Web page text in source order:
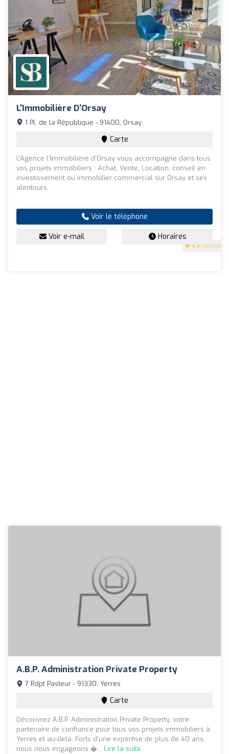
L'Immobilière D'Orsay
4.9 (161 avis)
1 Pl. de la République - 91400, Orsay
Carte
L'Agence l'Immobilière d'Orsay vous accompagne dans tous
vos projets immobiliers : Achat, Vente, Location, conseil en
investissement ou immobilier commercial sur Orsay et ses
alentours.
Voir le téléphone
Voir e-mail Horaires
A.B.P. Administration Private Property
7 Rdpt Pasteur - 91330, Yerres
Carte
Découvrez A.B.P. Administration Private Property, votre
partenaire de confiance pour tous vos projets immobiliers à
Yerres et au-delà. Forts d'une expertise de plus de 40 ans,
nous nous engageons �... Lire la suite